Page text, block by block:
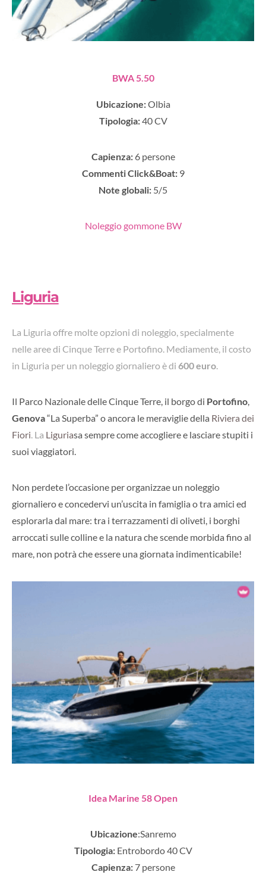
BWA 5.50
Ubicazione:Olbia
Tipologia:40 CV
Capienza: 6 persone
Commenti Click&Boat: 9
Note globali: 5/5
Noleggio gommone BW
Liguria
La Liguria offre molte opzioni di noleggio, specialmente
nelle aree di Cinque Terre e Portofino. Mediamente, il costo
in Liguria per un noleggio giornaliero è di 600 euro.
Il Parco Nazionale delle Cinque Terre, il borgo di Portofino,
Genova“La Superba” o ancora le meraviglie della Riviera dei
Fiori. La Liguriasa sempre come accogliere e lasciare stupiti i
suoi viaggiatori.
Non perdete l’occasione per organizzae un noleggio
giornaliero e concedervi un’uscita in famiglia o tra amici ed
esplorarla dal mare: tra i terrazzamenti di oliveti, i borghi
arroccati sulle colline e la natura che scende morbida fino al
mare, non potrà che essere una giornata indimenticabile!
Idea Marine 58 Open
Ubicazione:Sanremo
Tipologia: Entrobordo 40 CV
Capienza: 7 persone